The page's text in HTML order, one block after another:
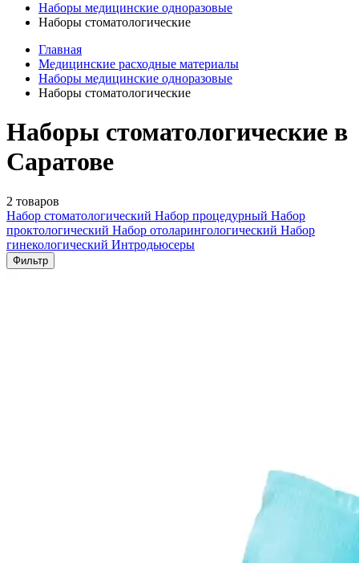
Наборы медицинские одноразовые
Наборы стоматологические
Главная
Медицинские расходные материалы
Наборы медицинские одноразовые
Наборы стоматологические
Наборы стоматологические в
Саратове
2 товаров
Набор стоматологический Набор процедурный Набор
проктологический Набор отоларингологический Набор
гинекологический Интродьюсеры
Фильтр